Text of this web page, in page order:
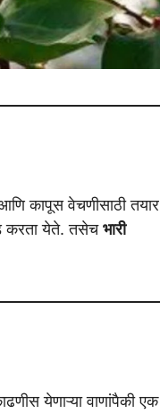
कापूस वेचणीसाठी तयार
करता येते. तसेचभारी
येणाऱ्या वाणांपैकी एक